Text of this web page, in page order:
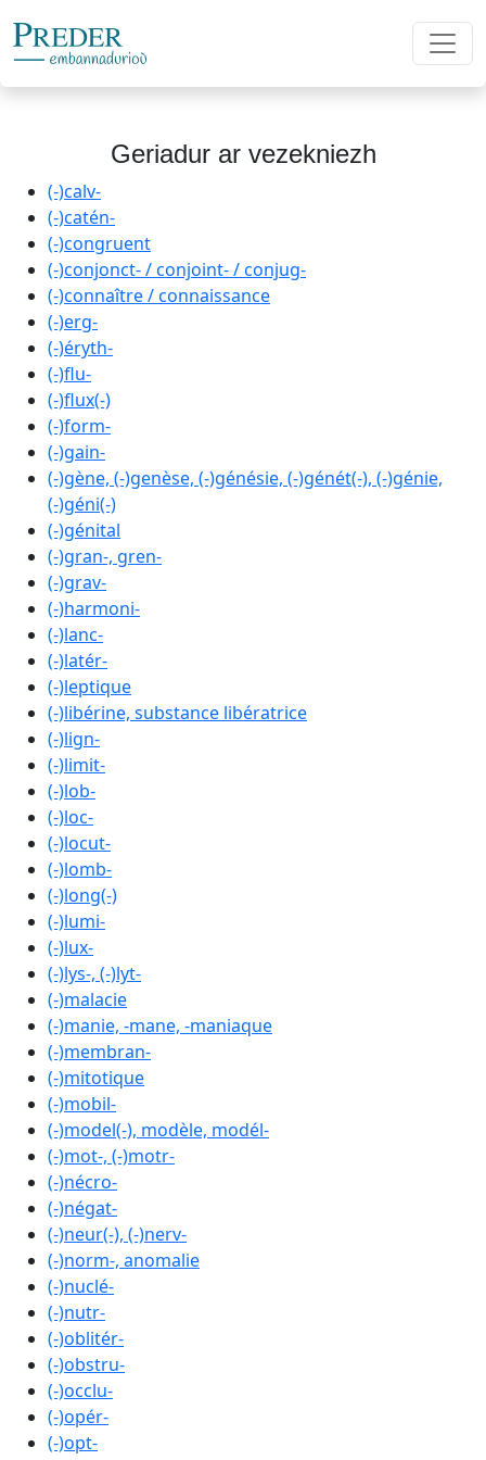
Geriadur ar vezekniezh
(-)calv-
(-)catén-
(-)congruent
(-)conjonct- / conjoint- / conjug-
(-)connaître / connaissance
(-)erg-
(-)éryth-
(-)flu-
(-)flux(-)
(-)form-
(-)gain-
(-)gène, (-)genèse, (-)génésie, (-)génét(-), (-)génie,
(-)géni(-)
(-)génital
(-)gran-, gren-
(-)grav-
(-)harmoni-
(-)lanc-
(-)latér-
(-)leptique
(-)libérine, substance libératrice
(-)lign-
(-)limit-
(-)lob-
(-)loc-
(-)locut-
(-)lomb-
(-)long(-)
(-)lumi-
(-)lux-
(-)lys-, (-)lyt-
(-)malacie
(-)manie, -mane, -maniaque
(-)membran-
(-)mitotique
(-)mobil-
(-)model(-), modèle, modél-
(-)mot-, (-)motr-
(-)nécro-
(-)négat-
(-)neur(-), (-)nerv-
(-)norm-, anomalie
(-)nuclé-
(-)nutr-
(-)oblitér-
(-)obstru-
(-)occlu-
(-)opér-
(-)opt-